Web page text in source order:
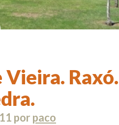
Raxó.
por paco